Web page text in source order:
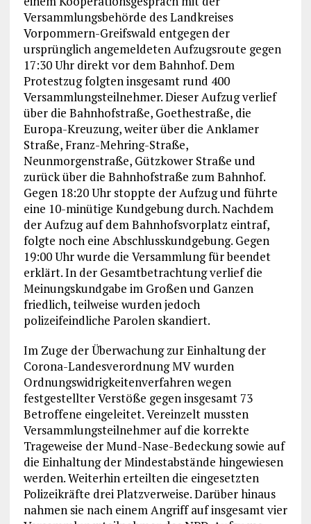
Versammlungsbehörde des Landkreises
Vorpommern-Greifswald entgegen der
ursprünglich angemeldeten Aufzugsroute gegen
17:30 Uhr direkt vor dem Bahnhof. Dem
Protestzug folgten insgesamt rund 400
Versammlungsteilnehmer. Dieser Aufzug verlief
über die Bahnhofstraße, Goethestraße, die
Europa-Kreuzung, weiter über die Anklamer
Straße, Franz-Mehring-Straße,
Neunmorgenstraße, Gützkower Straße und
zurück über die Bahnhofstraße zum Bahnhof.
Gegen 18:20 Uhr stoppte der Aufzug und führte
eine 10-minütige Kundgebung durch. Nachdem
der Aufzug auf dem Bahnhofsvorplatz eintraf,
folgte noch eine Abschlusskundgebung. Gegen
19:00 Uhr wurde die Versammlung für beendet
erklärt. In der Gesamtbetrachtung verlief die
Meinungskundgabe im Großen und Ganzen
friedlich, teilweise wurden jedoch
polizeifeindliche Parolen skandiert.
Im Zuge der Überwachung zur Einhaltung der
Corona-Landesverordnung MV wurden
Ordnungswidrigkeitenverfahren wegen
festgestellter Verstöße gegen insgesamt 73
Betroffene eingeleitet. Vereinzelt mussten
Versammlungsteilnehmer auf die korrekte
Trageweise der Mund-Nase-Bedeckung sowie auf
die Einhaltung der Mindestabstände hingewiesen
werden. Weiterhin erteilten die eingesetzten
Polizeikräfte drei Platzverweise. Darüber hinaus
nahmen sie nach einem Angriff auf insgesamt vier